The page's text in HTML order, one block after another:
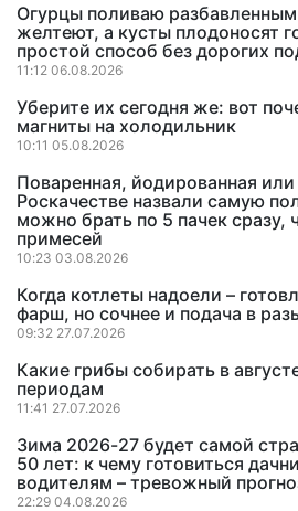
Огурцы поливаю
желтеют, а кусты плодоносят
простой способ без дорогих
11:12 06.08.2026
Уберите их сегодня же: вот
магниты на холодильник
10:11 05.08.2026
Поваренная, йодированная
Роскачестве назвали самую
можно брать по 5 пачек сразу,
примесей
10:23 03.08.2026
Когда котлеты надоели –
фарш, но сочнее и подача в
09:32 27.07.2026
Какие грибы собирать в
периодам
11:41 27.07.2026
Зима 2026-27 будет самой
50 лет: к чему готовиться
водителям – тревожный
22:29 04.08.2026